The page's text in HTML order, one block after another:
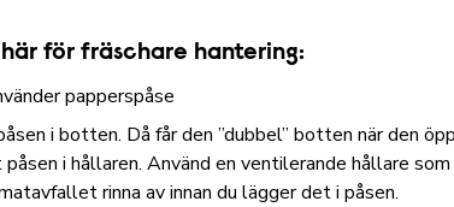
här för fräschare hantering:
papperspåse
i botten. Då får den ”dubbel” botten när den
i hållaren. Använd en ventilerande hållare
rinna av innan du lägger det i påsen.